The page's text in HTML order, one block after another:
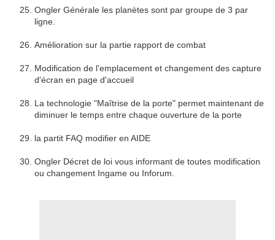
Ongler Générale les planètes sont par groupe de 3 par
ligne.
Amélioration sur la partie rapport de combat
Modification de l'emplacement et changement des capture
d'écran en page d'accueil
La technologie "Maîtrise de la porte" permet maintenant de
diminuer le temps entre chaque ouverture de la porte
la partit FAQ modifier en AIDE
Ongler Décret de loi vous informant de toutes modification
ou changement Ingame ou Inforum.